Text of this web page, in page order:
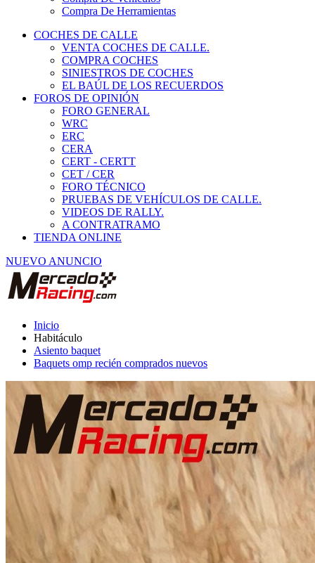
COCHES DE CALLE
VENTA COCHES DE CALLE.
COMPRA COCHES
SINIESTROS DE COCHES
EL BAÚL DE LOS RECUERDOS
FOROS DE OPINIÓN
FORO GENERAL
WRC
ERC
CERA
CERT - CERTT
CET / CER
FORO TÉCNICO
PRUEBAS DE VEHÍCULOS DE CALLE.
VIDEOS DE RALLY.
A CONTRATRAMO
TIENDA ONLINE
NUEVO ANUNCIO
Habitáculo
Asiento baquet
Baquets omp recién comprados nuevos